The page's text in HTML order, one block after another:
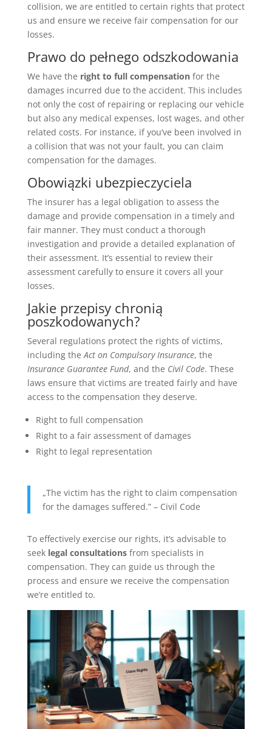
collision, we are entitled to certain rights that protect
us and ensure we receive fair compensation for our
losses.
Prawo do pełnego odszkodowania
We have the right to full compensationfor the
damages incurred due to the accident. This includes
not only the cost of repairing or replacing our vehicle
but also any medical expenses, lost wages, and other
related costs. For instance, if you’ve been involved in
a collision that was not your fault, you can claim
compensation for the damages.
Obowiązki ubezpieczyciela
The insurer has a legal obligation to assess the
damage and provide compensation in a timely and
fair manner. They must conduct a thorough
investigation and provide a detailed explanation of
their assessment. It’s essential to review their
assessment carefully to ensure it covers all your
losses.
Jakie przepisy chronią
poszkodowanych?
Several regulations protect the rights of victims,
including theAct on Compulsory Insurance, the
Insurance Guarantee Fund, and the Civil Code. These
laws ensure that victims are treated fairly and have
access to the compensation they deserve.
Right to full compensation
Right to a fair assessment of damages
Right to legal representation
„The victim has the right to claim compensation
for the damages suffered.” – Civil Code
To effectively exercise our rights, it’s advisable to
seek legal consultationsfrom specialists in
compensation. They can guide us through the
process and ensure we receive the compensation
we’re entitled to.